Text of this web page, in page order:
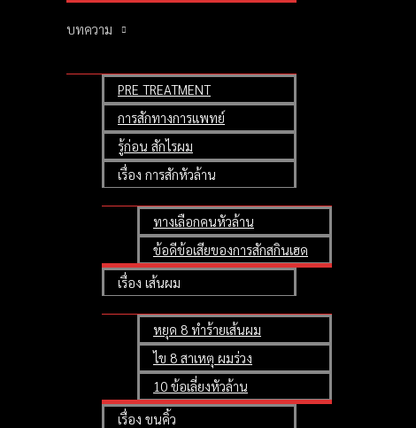
บทความ
PRE TREATMENT
การสักทางการแพทย์
รู้ก่อน สักไรผม
เรื่อง การสักหัวล้าน
ทางเลือกคนหัวล้าน
ข้อดีข้อเสียของการสักสกินเฮด
เรื่อง เส้นผม
หยุด 8 ทำร้ายเส้นผม
ไข 8 สาเหตุ ผมร่วง
10 ข้อเลี่ยงหัวล้าน
เรื่อง ขนคิ้ว